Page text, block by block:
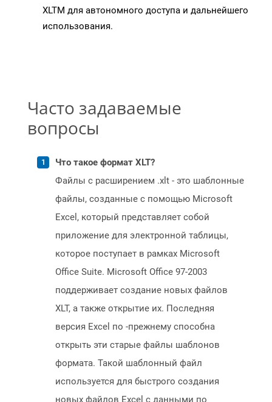
XLTM для автономного доступа и дальнейшего
использования.
Часто задаваемые
вопросы
Что такое формат XLT?
Файлы с расширением .xlt - это шаблонные
файлы, созданные с помощью Microsoft
Excel, который представляет собой
приложение для электронной таблицы,
которое поступает в рамках Microsoft
Office Suite. Microsoft Office 97-2003
поддерживает создание новых файлов
XLT, а также открытие их. Последняя
версия Excel по -прежнему способна
открыть эти старые файлы шаблонов
формата. Такой шаблонный файл
используется для быстрого создания
новых файлов Excel с данными по